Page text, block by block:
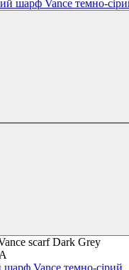
scarf Dark Grey
шарф Vance темно-сірий